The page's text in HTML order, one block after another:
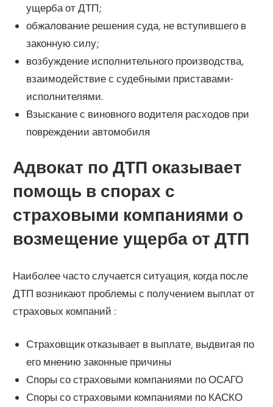
ущерба от ДТП;
обжалование решения суда, не вступившего в
законную силу;
возбуждение исполнительного производства,
взаимодействие с судебными приставами-
исполнителями.
Взыскание с виновного водителя расходов при
повреждении автомобиля
Адвокат по ДТП оказывает
помощь в спорах с
страховыми компаниями о
возмещение ущерба от ДТП
Наиболее часто случается ситуация, когда после
ДТП возникают проблемы с получением выплат от
страховых компаний :
Страховщик отказывает в выплате, выдвигая по
его мнению законные причины
Споры со страховыми компаниями по ОСАГО
Споры со страховыми компаниями по КАСКО